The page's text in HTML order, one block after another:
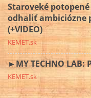
Staroveké
odhaliť ambiciózne
(+VIDEO)
KEMET.sk
►MY TECHNO LAB:
KEMET.sk